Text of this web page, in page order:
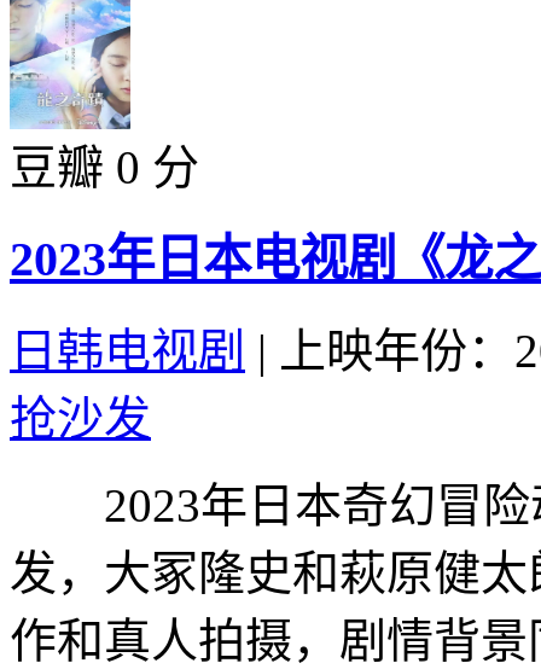
豆瓣 0 分
2023年日本电视剧《龙
日韩电视剧 |
上映年份：
抢沙发
2023年日本奇幻冒险
发，大冢隆史和萩原健
作和真人拍摄，剧情背